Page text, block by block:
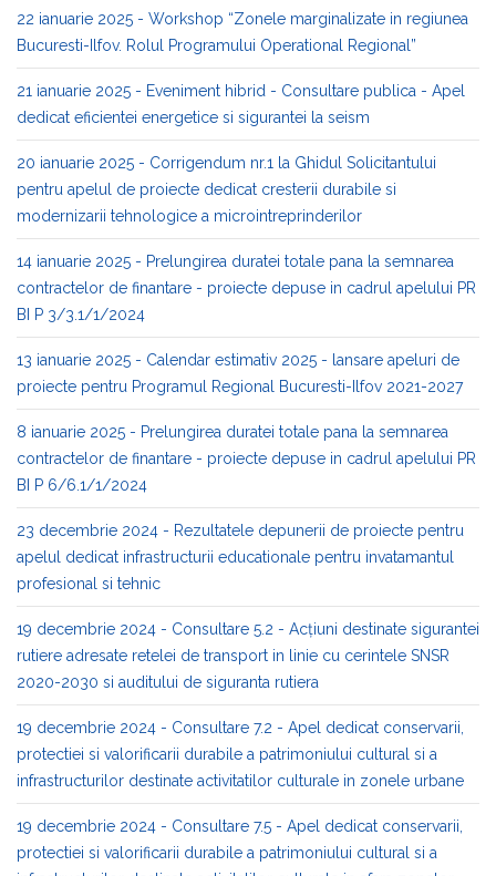
22 ianuarie 2025 - Workshop “Zonele marginalizate in regiunea
Bucuresti-Ilfov. Rolul Programului Operational Regional”
21 ianuarie 2025 - Eveniment hibrid - Consultare publica - Apel
dedicat eficientei energetice si sigurantei la seism
20 ianuarie 2025 - Corrigendum nr.1 la Ghidul Solicitantului
pentru apelul de proiecte dedicat cresterii durabile si
modernizarii tehnologice a microintreprinderilor
14 ianuarie 2025 - Prelungirea duratei totale pana la semnarea
contractelor de finantare - proiecte depuse in cadrul apelului PR
BI P 3/3.1/1/2024
13 ianuarie 2025 - Calendar estimativ 2025 - lansare apeluri de
proiecte pentru Programul Regional Bucuresti-Ilfov 2021-2027
8 ianuarie 2025 - Prelungirea duratei totale pana la semnarea
contractelor de finantare - proiecte depuse in cadrul apelului PR
BI P 6/6.1/1/2024
23 decembrie 2024 - Rezultatele depunerii de proiecte pentru
apelul dedicat infrastructurii educationale pentru invatamantul
profesional si tehnic
19 decembrie 2024 - Consultare 5.2 - Acțiuni destinate sigurantei
rutiere adresate retelei de transport in linie cu cerintele SNSR
2020-2030 si auditului de siguranta rutiera
19 decembrie 2024 - Consultare 7.2 - Apel dedicat conservarii,
protectiei si valorificarii durabile a patrimoniului cultural si a
infrastructurilor destinate activitatilor culturale in zonele urbane
19 decembrie 2024 - Consultare 7.5 - Apel dedicat conservarii,
protectiei si valorificarii durabile a patrimoniului cultural si a